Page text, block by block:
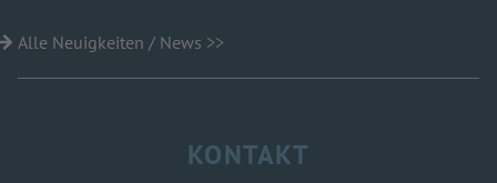
Alle Neuigkeiten / News >>
KONTAKT